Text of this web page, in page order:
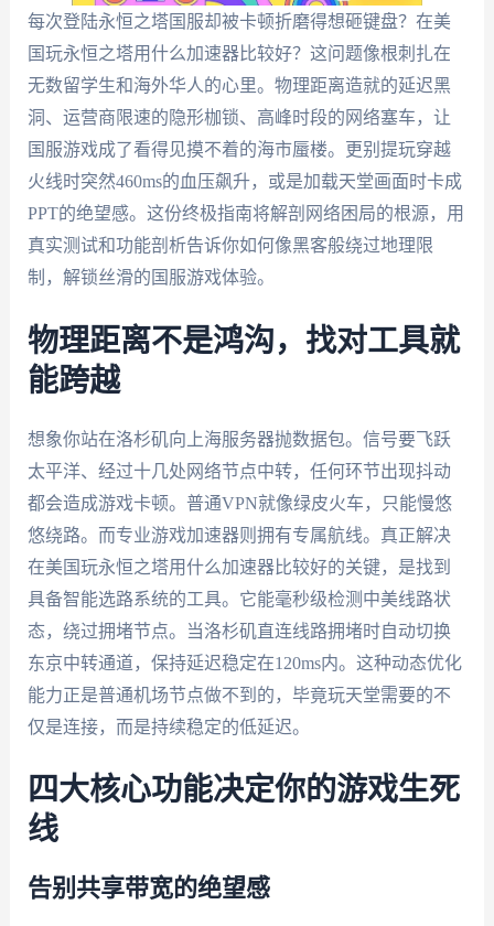
每次登陆永恒之塔国服却被卡顿折磨得想砸键盘？在美
国玩永恒之塔用什么加速器比较好？这问题像根刺扎在
无数留学生和海外华人的心里。物理距离造就的延迟黑
洞、运营商限速的隐形枷锁、高峰时段的网络塞车，让
国服游戏成了看得见摸不着的海市蜃楼。更别提玩穿越
火线时突然460ms的血压飙升，或是加载天堂画面时卡成
PPT的绝望感。这份终极指南将解剖网络困局的根源，用
真实测试和功能剖析告诉你如何像黑客般绕过地理限
制，解锁丝滑的国服游戏体验。
物理距离不是鸿沟，找对工具就
能跨越
想象你站在洛杉矶向上海服务器抛数据包。信号要飞跃
太平洋、经过十几处网络节点中转，任何环节出现抖动
都会造成游戏卡顿。普通VPN就像绿皮火车，只能慢悠
悠绕路。而专业游戏加速器则拥有专属航线。真正解决
在美国玩永恒之塔用什么加速器比较好的关键，是找到
具备智能选路系统的工具。它能毫秒级检测中美线路状
态，绕过拥堵节点。当洛杉矶直连线路拥堵时自动切换
东京中转通道，保持延迟稳定在120ms内。这种动态优化
能力正是普通机场节点做不到的，毕竟玩天堂需要的不
仅是连接，而是持续稳定的低延迟。
四大核心功能决定你的游戏生死
线
告别共享带宽的绝望感